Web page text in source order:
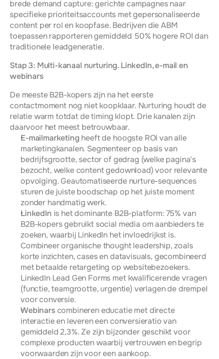
brede demand capture: gerichte campagnes naar
specifieke prioriteitsaccounts met gepersonaliseerde
content per rol en koopfase. Bedrijven die ABM
toepassen rapporteren gemiddeld 50% hogere ROI dan
traditionele leadgeneratie.
Stap 3: Multi-kanaal nurturing. LinkedIn, e-mail en
webinars
De meeste B2B-kopers zijn na het eerste
contactmoment nog niet koopklaar. Nurturing houdt de
relatie warm totdat de timing klopt. Drie kanalen zijn
daarvoor het meest betrouwbaar.
E-mailmarketing heeft de hoogste ROI van alle
marketingkanalen. Segmenteer op basis van
bedrijfsgrootte, sector of gedrag (welke pagina's
bezocht, welke content gedownload) voor relevante
opvolging. Geautomatiseerde nurture-sequences
sturen de juiste boodschap op het juiste moment
zonder handmatig werk.
LinkedIn is het dominante B2B-platform: 75% van
B2B-kopers gebruikt social media om aanbieders te
zoeken, waarbij LinkedIn het invloedrijkst is.
Combineer organische thought leadership, zoals
korte inzichten, cases en datavisuals, gecombineerd
met betaalde retargeting op websitebezoekers.
LinkedIn Lead Gen Forms met kwalificerende vragen
(functie, teamgrootte, urgentie) verlagen de drempel
voor conversie.
Webinars combineren educatie met directe
interactie en leveren een conversieratio van
gemiddeld 2,3%. Ze zijn bijzonder geschikt voor
complexe producten waarbij vertrouwen en begrip
voorwaarden zijn voor een aankoop.